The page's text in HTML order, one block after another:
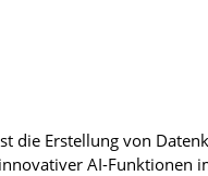
die Erstellung von
AI-Funktionen